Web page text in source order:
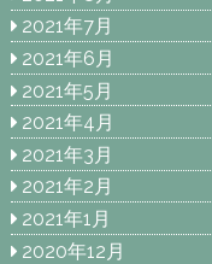
2021年7月
2021年6月
2021年5月
2021年4月
2021年3月
2021年2月
2021年1月
2020年12月